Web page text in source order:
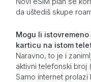
da uštediš skupe
Mogu li
karticu na istom
Naravno, to je i
aktivni telefonski broj
Samo internet prolazi